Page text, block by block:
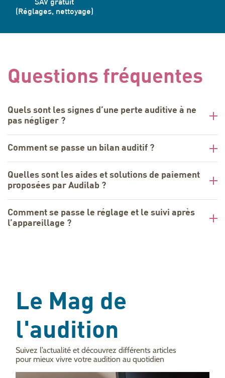
SAV gratuit
(Réglages, nettoyage)
Questions fréquentes
Quels sont les signes d’une perte auditive à ne
pas négliger ?
Comment se passe un bilan auditif ?
Quelles sont les aides et solutions de paiement
proposées par Audilab ?
Comment se passe le réglage et le suivi après
l’appareillage ?
Le Mag de
l'audition
Suivez l’actualité et découvrez différents articles
pour mieux vivre votre audition au quotidien